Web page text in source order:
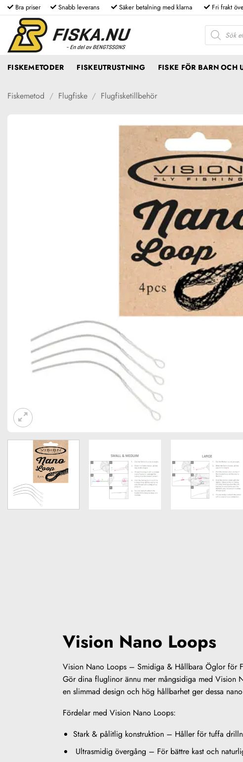
Skip
to
content
Bra priser Snabb leverans Säker betalning med klarna Fri frakt
FISKEMETODER FISKEUTRUSTNING FISKE FÖR BARN OCH
Fiskemetod / Flugfiske / Flugfisketillbehör
Vision Nano Loops
Vision Nano Loops – Smidiga & Hållbara Öglor för
Gör dina fluglinor ännu mer mångsidiga med Vision
en slimmad design och hög hållbarhet ger dessa
Fördelar med Vision Nano Loops:
Stark & pålitlig konstruktion – Håller för tuffa
Ultrasmidig övergång – För bättre kast och